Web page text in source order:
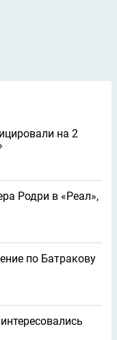
на 2
Родри в «Реал»,
по Батракову